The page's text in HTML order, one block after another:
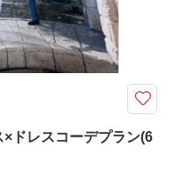
ら、、、スタジオとロケーショ
を確認する
ドレスコーデプラン(6